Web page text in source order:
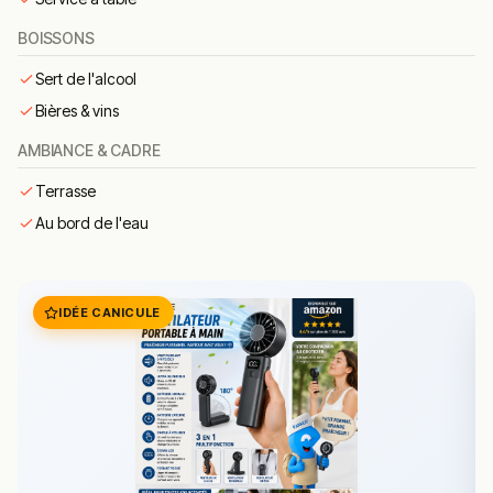
le araignée de mer signature
à découvrir au gré de la carte.
une huîtres fines bien garnie
le saint-jacques maison– préparation maison à
découvrir au gré de la carte.
leur incontournable oursins
Résumé des commentaires
Les retours sont globalement positifs : qualité des
produits, accueil chaleureux et bon rapport qualité-prix
sont régulièrement cités par les habitués du quartier.
Questions fréquentes
Faut-il réserver ?
BOISSONS
Sert de l'alcool
Bières & vins
AMBIANCE & CADRE
Terrasse
Au bord de l'eau
IDÉE CANICULE